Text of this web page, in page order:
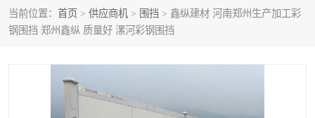
当前位置： 首页 > 供应商机 > 围挡 > 鑫纵建材 河南郑州生产加工彩
钢围挡 郑州鑫纵 质量好 漯河彩钢围挡
建筑围挡 楼层板